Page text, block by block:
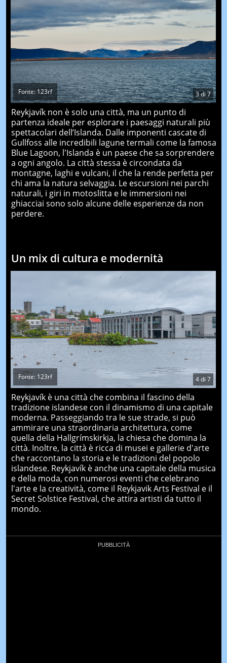
3di7
Fonte: 123rf
Reykjavík non è solo una città, ma un punto di
partenza ideale per esplorare i paesaggi naturali più
spettacolari dell’Islanda. Dalle imponenti cascate di
Gullfoss alle incredibili lagune termali come la famosa
Blue Lagoon, l'Islanda è un paese che sa sorprendere
a ogni angolo. La città stessa è circondata da
montagne, laghi e vulcani, il che la rende perfetta per
chi ama la natura selvaggia. Le escursioni nei parchi
naturali, i giri in motoslitta e le immersioni nei
ghiacciai sono solo alcune delle esperienze da non
perdere.
Un mix di cultura e modernità
4di 7
Fonte: 123rf
Reykjavík è una città che combina il fascino della
tradizione islandese con il dinamismo di una capitale
moderna. Passeggiando tra le sue strade, si può
ammirare una straordinaria architettura, come
quella della Hallgrímskirkja, la chiesa che domina la
città. Inoltre, la città è ricca di musei e gallerie d'arte
che raccontano la storia e le tradizioni del popolo
islandese. Reykjavík è anche una capitale della musica
e della moda, con numerosi eventi che celebrano
l'arte e la creatività, come il Reykjavik Arts Festival e il
Secret Solstice Festival, che attira artisti da tutto il
mondo.